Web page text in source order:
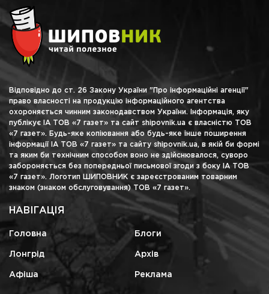
Відповідно до ст. 26 Закону України "Про інформаційні агенції"
право власності на продукцію інформаційного агентства
охороняється чинним законодавством України. Інформація, яку
публікує ІА ТОВ «7 газет» та сайт shipovnik.ua є власністю ТОВ
«7 газет». Будь-яке копіювання або будь-яке інше поширення
інформації ІА ТОВ «7 газет» та сайту shipovnik.ua, в якій би формі
та яким би технічним способом воно не здійснювалося, суворо
забороняється без попередньої письмової згоди з боку ІА ТОВ
«7 газет». Логотип ШИПОВНИК є зареєстрованим товарним
знаком (знаком обслуговування) ТОВ «7 газет».
НАВІГАЦІЯ
Головна Блоги
Лонгрід Архів
Афіша Реклама